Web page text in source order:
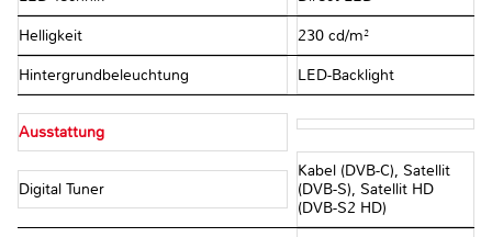
Helligkeit 230 cd/m²
Hintergrundbeleuchtung LED-Backlight
Ausstattung
Digital Tuner
Kabel (DVB-C), Satellit
(DVB-S), Satellit HD
(DVB-S2 HD)